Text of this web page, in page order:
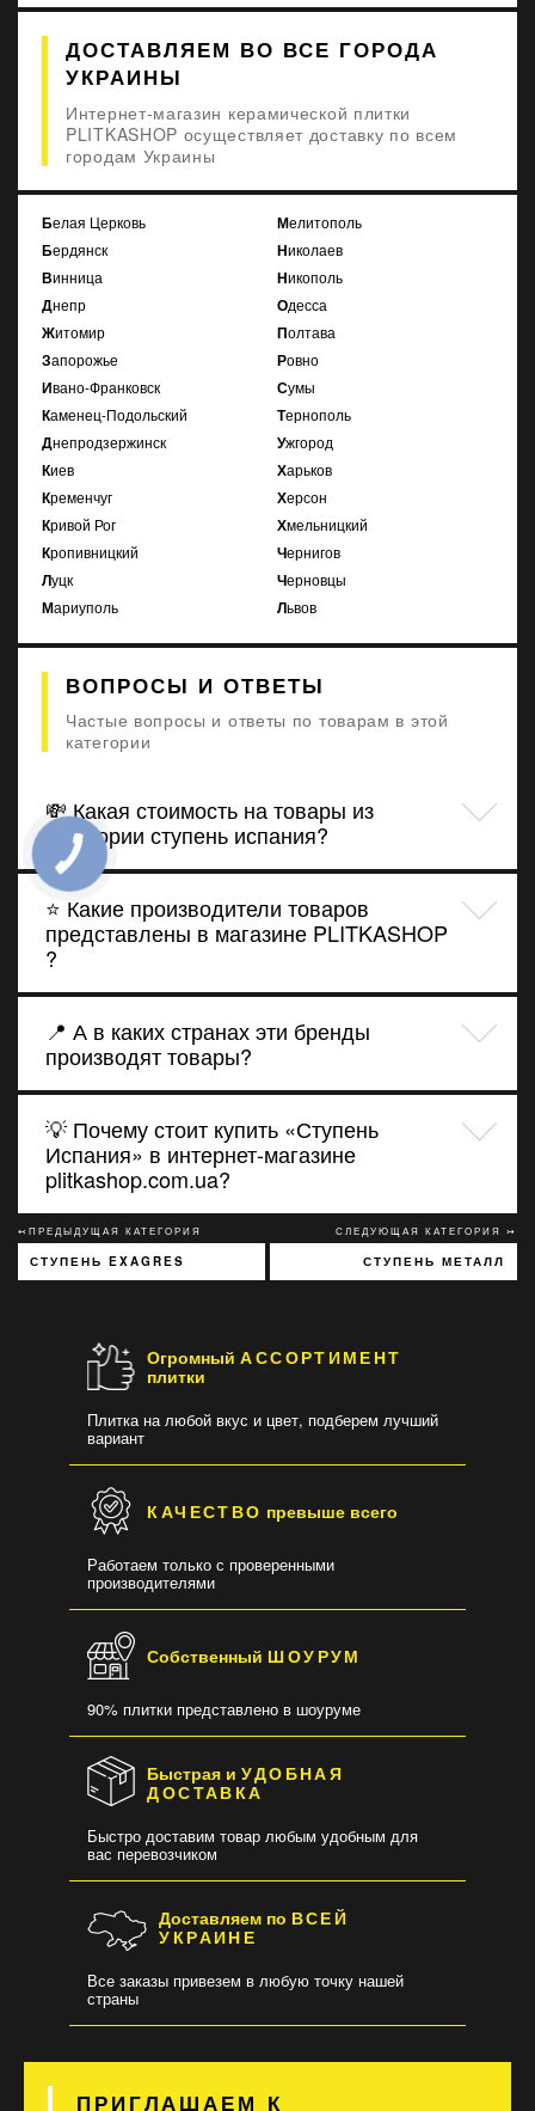
ДОСТАВЛЯЕМ ВО ВСЕ ГОРОДА
УКРАИНЫ
Интернет-магазин керамической плитки
PLITKASHOP осуществляет доставку по всем
городам Украины
Белая Церковь
Бердянск
Винница
Днепр
Житомир
Запорожье
Ивано-Франковск
Каменец-Подольский
Днепродзержинск
Киев
Кременчуг
Кривой Рог
Кропивницкий
Луцк
Мариуполь
Мелитополь
Николаев
Никополь
Одесса
Полтава
Ровно
Сумы
Тернополь
Ужгород
Харьков
Херсон
Хмельницкий
Чернигов
Черновцы
Львов
ВОПРОСЫ И ОТВЕТЫ
Частые вопросы и ответы по товарам в этой
категории
💸 Какая стоимость на товары из
категории ступень испания?
⭐ Какие производители товаров
представлены в магазине PLITKASHOP
?
📍 А в каких странах эти бренды
производят товары?
💡 Почему стоит купить «Ступень
Испания» в интернет-магазине
plitkashop.com.ua?
↢ПРЕДЫДУЩАЯ КАТЕГОРИЯ
СТУПЕНЬ EXAGRES
СЛЕДУЮЩАЯ КАТЕГОРИЯ ↣
СТУПЕНЬ МЕТАЛЛ
ОгромныйАССОРТИМЕНТ
плитки
Плитка на любой вкус и цвет, подберем лучший
вариант
КАЧЕСТВО превыше всего
Работаем только с проверенными
производителями
Собственный ШОУРУМ
90% плитки представлено в шоуруме
Быстрая иУДОБНАЯ
ДОСТАВКА
Быстро доставим товар любым удобным для
вас перевозчиком
Доставляем по ВСЕЙ
УКРАИНЕ
Все заказы привезем в любую точку нашей
страны
ПРИГЛАШАЕМ К